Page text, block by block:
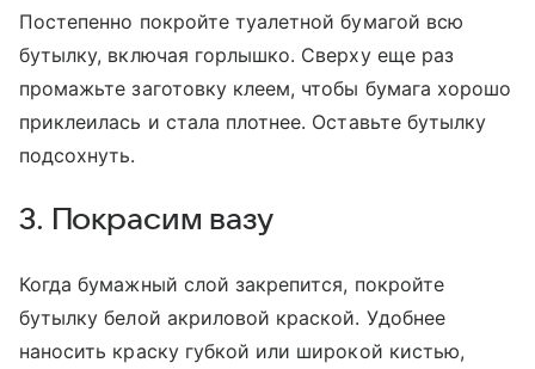
Постепенно покройте туалетной бумагой всю
бутылку, включая горлышко. Сверху еще раз
промажьте заготовку клеем, чтобы бумага хорошо
приклеилась и стала плотнее. Оставьте бутылку
подсохнуть.
3. Покрасим вазу
Когда бумажный слой закрепится, покройте
бутылку белой акриловой краской. Удобнее
наносить краску губкой или широкой кистью,